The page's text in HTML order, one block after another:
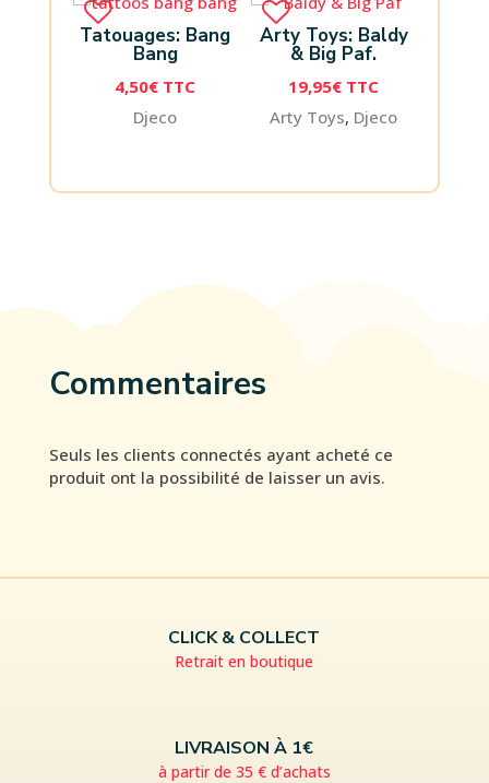
Tatouages: Bang
Bang
4,50€ TTC
Djeco
Arty Toys: Baldy
& Big Paf.
19,95€ TTC
Arty Toys, Djeco
Commentaires
Seuls les clients connectés ayant acheté ce
produit ont la possibilité de laisser un avis.
CLICK & COLLECT
Retrait en boutique
LIVRAISON À 1€
à partir de 35 € d’achats